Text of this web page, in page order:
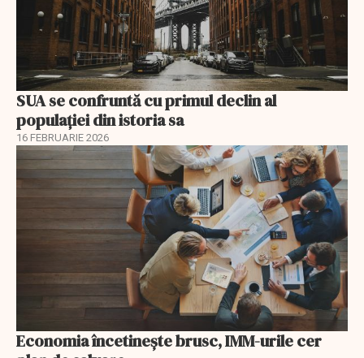
SUA se confruntă cu primul declin al
populației din istoria sa
16 FEBRUARIE 2026
Economia încetinește brusc, IMM-urile cer